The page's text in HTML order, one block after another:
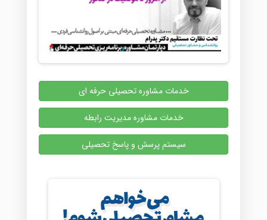
خدمات مشاوره تحصیلی حرفه ای
خدمات مشاوره مدیریت رابطه
سیستم پرسش و پاسخ تحصیلی